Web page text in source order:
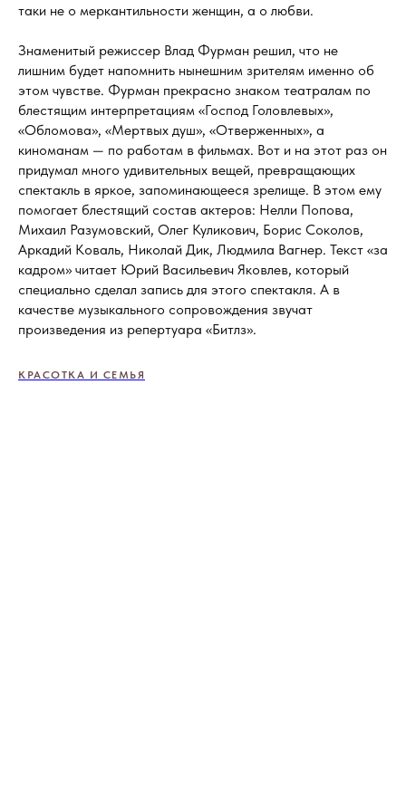
таки не о меркантильности женщин, а о любви.
Знаменитый режиссер Влад Фурман решил, что не
лишним будет напомнить нынешним зрителям именно об
этом чувстве. Фурман прекрасно знаком театралам по
блестящим интерпретациям «Господ Головлевых»,
«Обломова», «Мертвых душ», «Отверженных», а
киноманам — по работам в фильмах. Вот и на этот раз он
придумал много удивительных вещей, превращающих
спектакль в яркое, запоминающееся зрелище. В этом ему
помогает блестящий состав актеров: Нелли Попова,
Михаил Разумовский, Олег Куликович, Борис Соколов,
Аркадий Коваль, Николай Дик, Людмила Вагнер. Текст «за
кадром» читает Юрий Васильевич Яковлев, который
специально сделал запись для этого спектакля. А в
качестве музыкального сопровождения звучат
произведения из репертуара «Битлз».
КРАСОТКА И СЕМЬЯ